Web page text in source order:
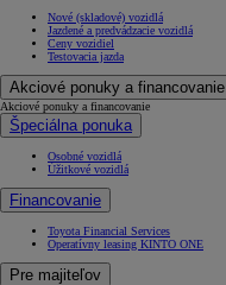
Nové (skladové) vozidlá
Jazdené a predvádzacie vozidlá
Ceny vozidiel
Testovacia jazda
Akciové ponuky a financovanie
Akciové ponuky a financovanie
Špeciálna ponuka
Osobné vozidlá
Úžitkové vozidlá
Financovanie
Toyota Financial Services
Operatívny leasing KINTO ONE
Pre majiteľov